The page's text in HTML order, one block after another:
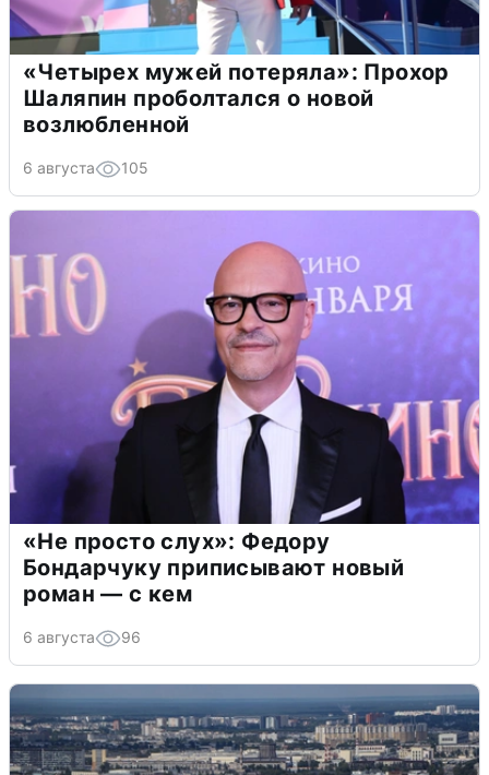
«Четырех мужей потеряла»: Прохор
Шаляпин проболтался о новой
возлюбленной
6 августа 105
«Не просто слух»: Федору
Бондарчуку приписывают новый
роман — с кем
6 августа 96